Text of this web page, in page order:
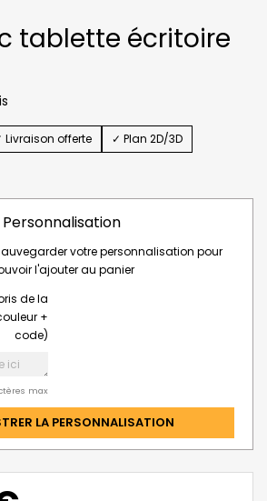
tablette écritoire
Livraison offerte
✓ Plan 2D/3D
Personnalisation
votre personnalisation pour
l'ajouter au panier
de la
+
code)
max
LA PERSONNALISATION